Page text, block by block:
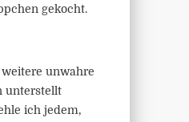
gekocht.
weitere unwahre
unterstellt
ich jedem,